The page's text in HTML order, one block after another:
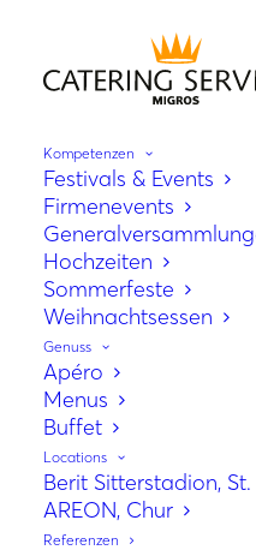
Kompetenzen
Festivals & Events
Firmenevents
Hochzeiten
Sommerfeste
Weihnachtsessen
Genuss
Apéro
Menus
Buffet
Locations
Berit Sitterstadion,
AREON, Chur
Referenzen